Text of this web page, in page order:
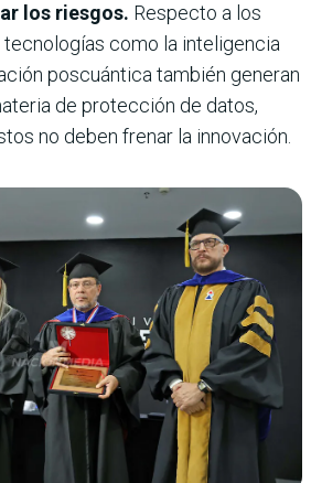
los riesgos. Respecto a los
tecnologías como la inteligencia
poscuántica también generan
de protección de datos,
no deben frenar la innovación.